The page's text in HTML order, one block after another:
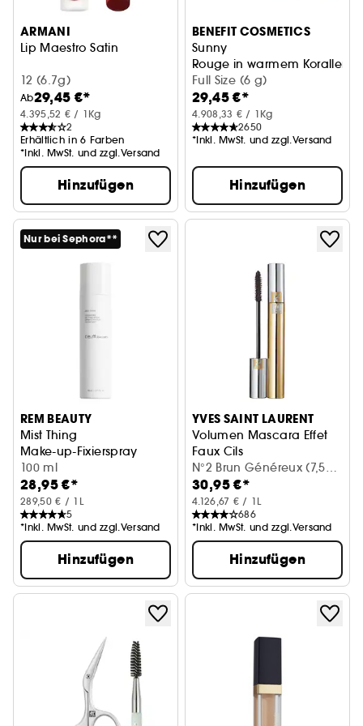
ARMANI
Lip Maestro Satin
12 (6.7g)
Ab29,45 €*
4.395,52 € / 1Kg
2
Erhältlich in 6 Farben
*Inkl. MwSt. und zzgl.Versand
Hinzufügen
BENEFIT COSMETICS
Sunny
Rouge in warmem
Full Size (6 g)
29,45 €*
4.908,33 € / 1Kg
2650
*Inkl. MwSt. und zzgl.Versand
Hinzufügen
Nur bei Sephora**
REM BEAUTY
Mist Thing
Make-up-Fixierspray
100 ml
28,95 €*
289,50 € / 1L
5
*Inkl. MwSt. und zzgl.Versand
Hinzufügen
YVES SAINT LAURENT
Volumen Mascara Effet
Faux Cils
Volumen-Mascara mit
N°2 Brun Généreux (7,5
ml)
30,95 €*
4.126,67 € / 1L
686
*Inkl. MwSt. und zzgl.Versand
Hinzufügen